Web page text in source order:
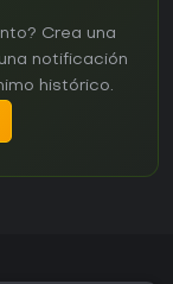
Crea una
notificación
histórico.